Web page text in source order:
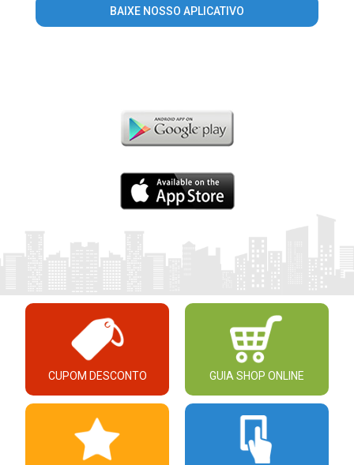
BAIXE NOSSO APLICATIVO
CUPOM DESCONTO GUIA SHOP ONLINE